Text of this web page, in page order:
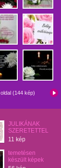
oldal (144 kép)
JULIKÁNAK
SZERETETTEL
11 kép
temetésen
készült képek